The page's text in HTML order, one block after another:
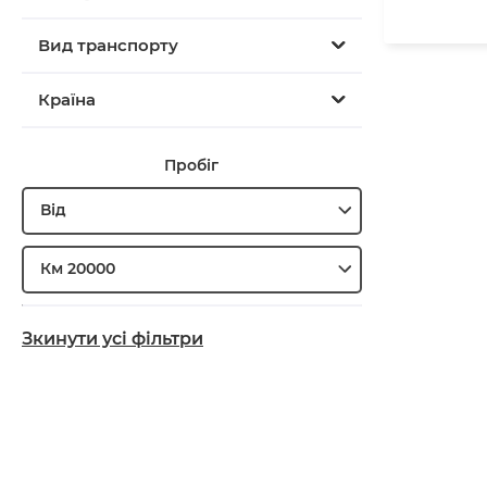
Вид транспорту
Країна
Пробіг
Від
Км 20000
Зкинути усі фільтри